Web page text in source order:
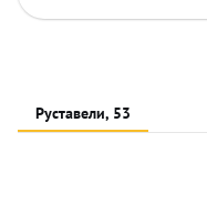
Руставели, 53